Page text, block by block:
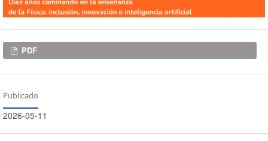
Descargas
PDF
Publicado
2026-05-11